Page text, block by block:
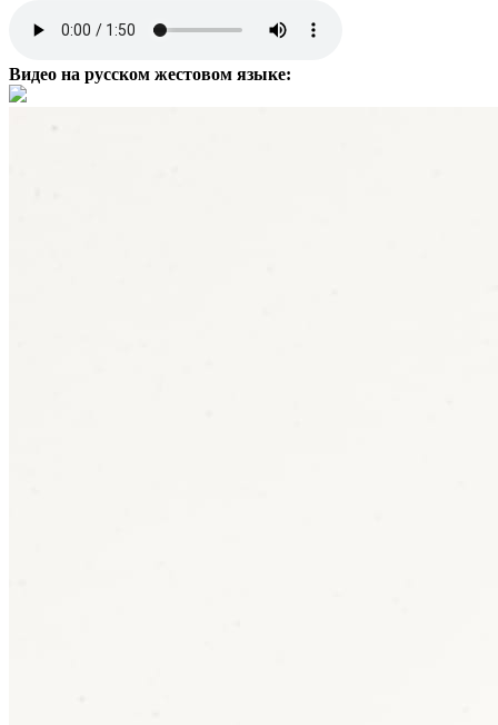
Видео на русском жестовом языке: